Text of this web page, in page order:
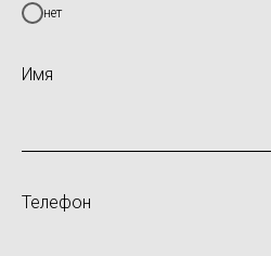
нет
Имя
Телефон